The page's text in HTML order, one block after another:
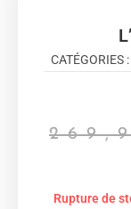
CATÉGORIES :
Rupture de